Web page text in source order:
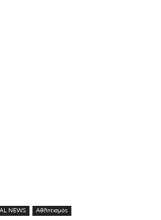
NEWS Αθλητισμός